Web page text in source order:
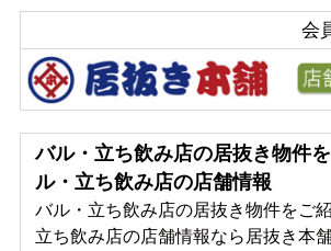
会
バル・立ち飲み店の居抜き物件
ル・立ち飲み店の店舗情報
バル・立ち飲み店の居抜き物件をご
立ち飲み店の店舗情報なら居抜き本